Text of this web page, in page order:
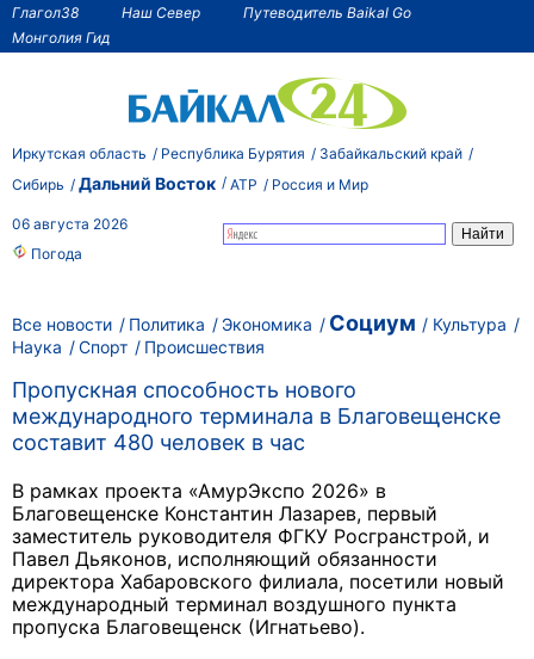
Глагол38 Наш Север
Путеводитель Baikal Go
Монголия Гид
Иркутская область Республика Бурятия
Забайкальский край
Сибирь
Дальний Восток АТР Россия и Мир
06 августа 2026
Погода
Все новости Политика Экономика Социум
Культура
Наука
Спорт Происшествия
Пропускная способность нового
международного терминала в Благовещенске
составит 480 человек в час
В рамках проекта «АмурЭкспо 2026» в
Благовещенске Константин Лазарев, первый
заместитель руководителя ФГКУ Росгранстрой, и
Павел Дьяконов, исполняющий обязанности
директора Хабаровского филиала, посетили новый
международный терминал воздушного пункта
пропуска Благовещенск (Игнатьево).